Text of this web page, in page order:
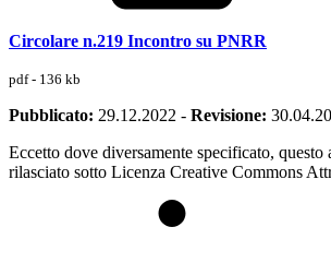
Circolare n.219 Incontro su PNRR
pdf - 136 kb
Pubblicato: 29.12.2022 - Revisione:
Eccetto dove diversamente specificato, questo
rilasciato sotto Licenza Creative Commons